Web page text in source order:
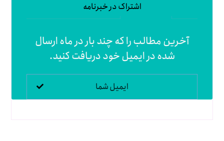
اشتراک در خبرنامه
آخرین مطالب را که چند بار در ماه ارسال
شده در ایمیل خود دریافت کنید.